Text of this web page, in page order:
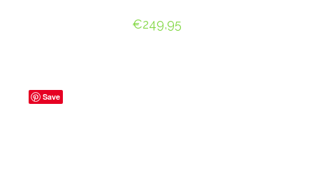
€249,95
Save